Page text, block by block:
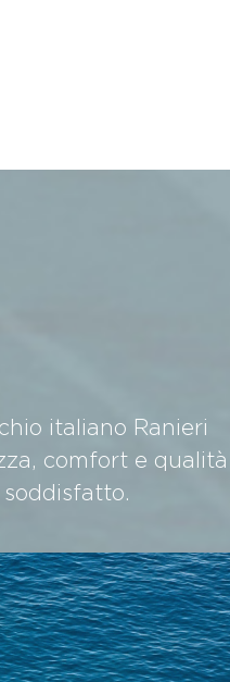
italiano Ranieri
comfort e qualità